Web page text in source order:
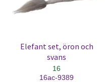
Elefant set, öron och
svans
16
16ac-9389